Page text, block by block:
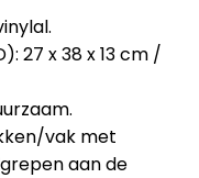
27 x 38 x 13 cm /
vak met
aan de